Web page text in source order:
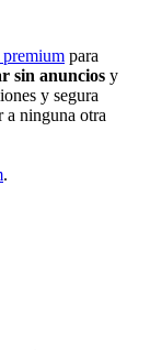
para
sin anuncios y
y segura
a ninguna otra
.